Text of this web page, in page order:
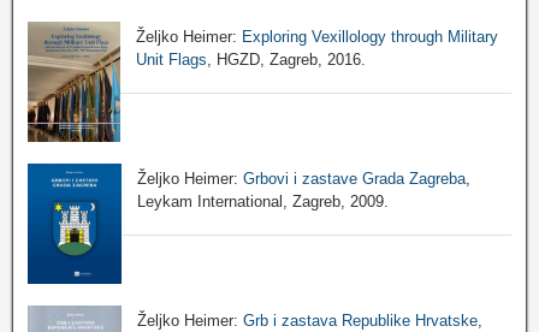
Željko Heimer: Exploring Vexillology through Military
Unit Flags , HGZD, Zagreb, 2016.
Željko Heimer: Grbovi i zastave Grada Zagreba
Leykam International, Zagreb, 2009.
Željko Heimer:Grb i zastava Republike Hrvatske